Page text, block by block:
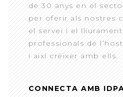
de 30 anys en el
per oferir als nostres
el servei i el
professionals de
i així créixer amb ells.
CONNECTA AMB